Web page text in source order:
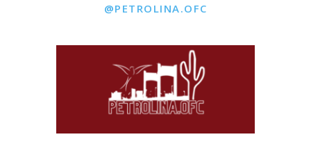
@PETROLINA.OFC